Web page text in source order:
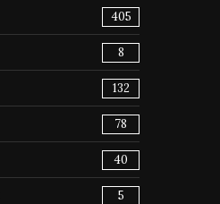
405
8
132
78
40
5